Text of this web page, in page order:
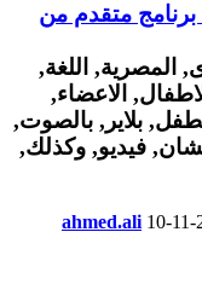
- برنامج متقدم من
ahmed.ali 10-11-